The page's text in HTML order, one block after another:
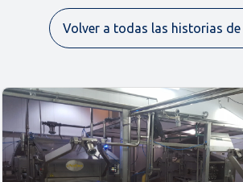
Volver a todas las historias de